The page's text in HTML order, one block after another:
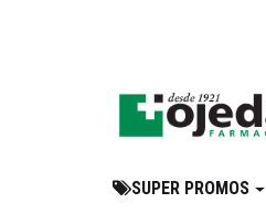
SUPER PROMOS